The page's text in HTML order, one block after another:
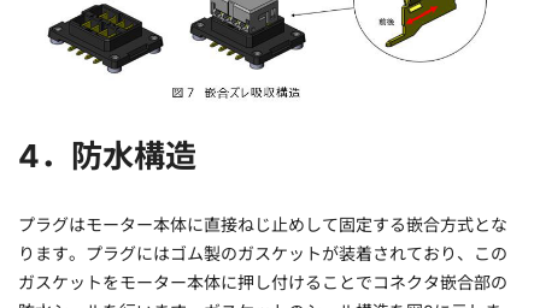
4．防水構造
プラグはモーター本体に直接ねじ止めして固定する嵌合方式とな
ります。プラグにはゴム製のガスケットが装着されており、この
ガスケットをモーター本体に押し付けることでコネクタ嵌合部の